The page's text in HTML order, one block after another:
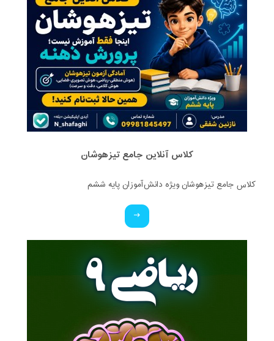
کلاس آنلاین جامع تیزهوشان
کلاس جامع تیزهوشان ویژه دانش‌آموزان پایه ششم